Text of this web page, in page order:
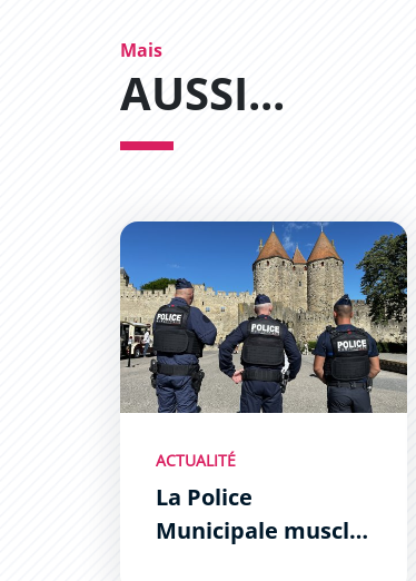
Mais
AUSSI...
La Police Municipale muscle son jeu !
ACTUALITÉ
La Police
Municipale muscle